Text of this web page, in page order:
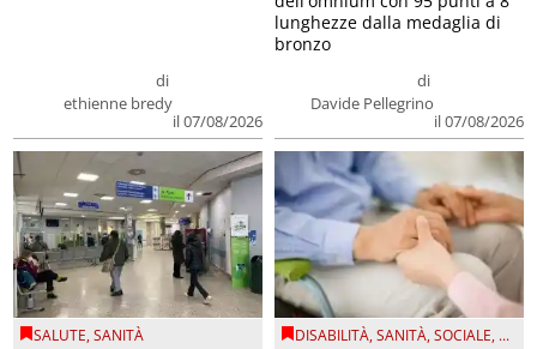
di
ethienne bredy
il 07/08/2026
di
Davide Pellegrino
il 07/08/2026
lunghezze dalla medaglia di
bronzo
SALUTE,SANITÀ DISABILITÀ,SANITÀ,SOCIALE, ...